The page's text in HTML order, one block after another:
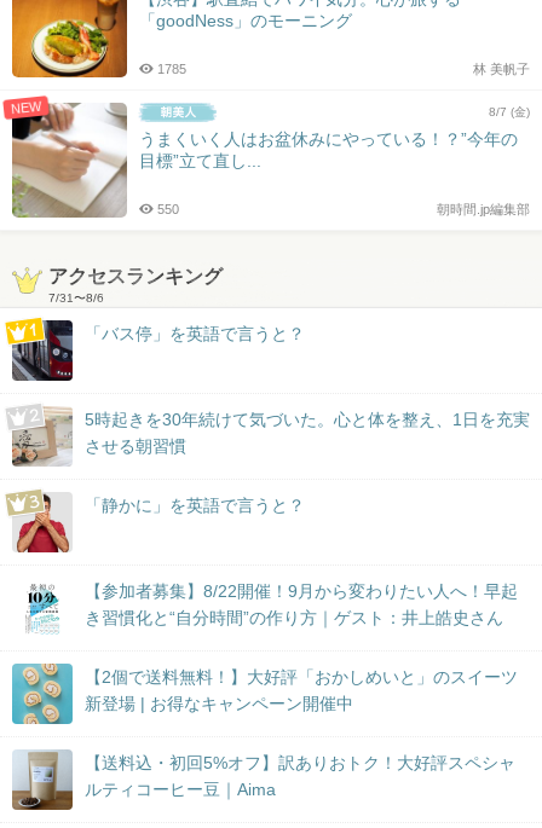
「goodNess」のモーニング
林 美帆子
1785
NEW 8/7 (金)
うまくいく人はお盆休みにやっている！？”今年の
目標”立て直し...
朝時間.jp編集部
550
アクセスランキング
7/31〜8/6
「バス停」を英語で言うと？
5時起きを30年続けて気づいた。心と体を整え、1日を充実
させる朝習慣
「静かに」を英語で言うと？
【参加者募集】8/22開催！9月から変わりたい人へ！早起
き習慣化と“自分時間”の作り方｜ゲスト：井上皓史さん
【2個で送料無料！】大好評「おかしめいと」のスイーツ
新登場 | お得なキャンペーン開催中
【送料込・初回5%オフ】訳ありおトク！大好評スペシャ
ルティコーヒー豆｜Aima